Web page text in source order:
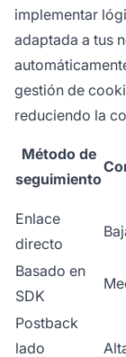
implementar
adaptada a tus
gestión de
reduciendo la
Método de
seguimiento
Enlace
directo
Basado en
SDK
Postback
lado